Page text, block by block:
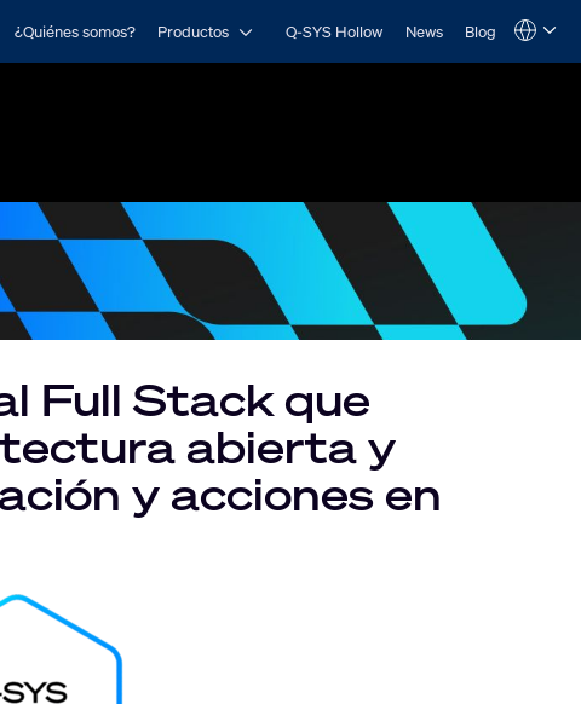
¿Quiénes somos? Productos Open ProductosQ-SYS Hollow News Blog
한국어
Full Stack que
abierta y
y acciones en